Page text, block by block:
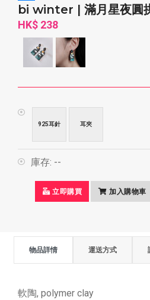
bi winter | 滿月星夜圓
HK$ 238
925耳針 耳夾
庫存: --
立即購買 加入購物車
物品詳情 運送方式
軟陶, polymer clay